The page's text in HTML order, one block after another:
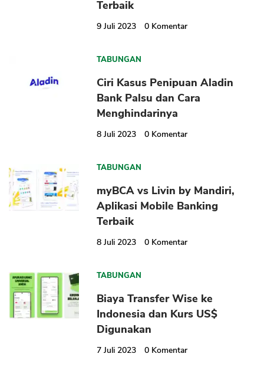
Terbaik
9 Juli 2023 0 Komentar
TABUNGAN
Ciri Kasus Penipuan Aladin
Bank Palsu dan Cara
Menghindarinya
8 Juli 2023 0 Komentar
TABUNGAN
myBCA vs Livin by Mandiri,
Aplikasi Mobile Banking
Terbaik
8 Juli 2023 0 Komentar
TABUNGAN
Biaya Transfer Wise ke
Indonesia dan Kurs US$
Digunakan
7 Juli 2023 0 Komentar